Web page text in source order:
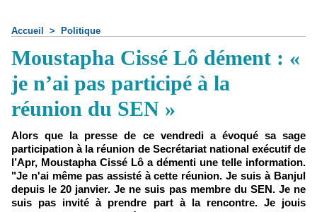
Accueil > Politique
Moustapha Cissé Lô dément : «
je n’ai pas participé à la
réunion du SEN »
Alors que la presse de ce vendredi a évoqué sa sage
participation à la réunion de Secrétariat national exécutif de
l’Apr, Moustapha Cissé Lô a démenti une telle information.
"Je n'ai même pas assisté à cette réunion. Je suis à Banjul
depuis le 20 janvier. Je ne suis pas membre du SEN. Je ne
suis pas invité à prendre part à la rencontre. Je jouis